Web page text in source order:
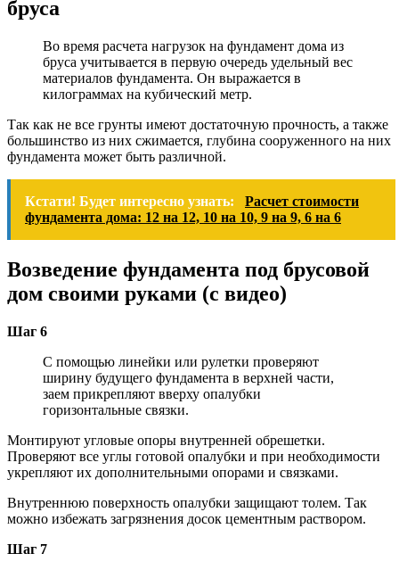
бруса
Во время расчета нагрузок на фундамент дома из
бруса учитывается в первую очередь удельный вес
материалов фундамента. Он выражается в
килограммах на кубический метр.
Так как не все грунты имеют достаточную прочность, а также
большинство из них сжимается, глубина сооруженного на них
фундамента может быть различной.
Кстати! Будет интересно узнать:
Расчет стоимости
фундамента дома: 12 на 12, 10 на 10, 9 на 9, 6 на 6
Возведение фундамента под брусовой
дом своими руками (с видео)
Шаг 6
С помощью линейки или рулетки проверяют
ширину будущего фундамента в верхней части,
заем прикрепляют вверху опалубки
горизонтальные связки.
Монтируют угловые опоры внутренней обрешетки.
Проверяют все углы готовой опалубки и при необходимости
укрепляют их дополнительными опорами и связками.
Внутреннюю поверхность опалубки защищают толем. Так
можно избежать загрязнения досок цементным раствором.
Шаг 7